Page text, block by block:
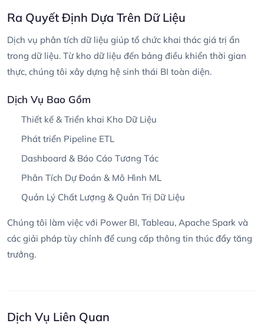
Ra Quyết Định Dựa Trên Dữ Liệu
Dịch vụ phân tích dữ liệu giúp tổ chức khai thác giá trị ẩn
trong dữ liệu. Từ kho dữ liệu đến bảng điều khiển thời gian
thực, chúng tôi xây dựng hệ sinh thái BI toàn diện.
Dịch Vụ Bao Gồm
Thiết kế & Triển khai Kho Dữ Liệu
Phát triển Pipeline ETL
Dashboard & Báo Cáo Tương Tác
Phân Tích Dự Đoán & Mô Hình ML
Quản Lý Chất Lượng & Quản Trị Dữ Liệu
Chúng tôi làm việc với Power BI, Tableau, Apache Spark và
các giải pháp tùy chỉnh để cung cấp thông tin thúc đẩy tăng
trưởng.
Dịch Vụ Liên Quan